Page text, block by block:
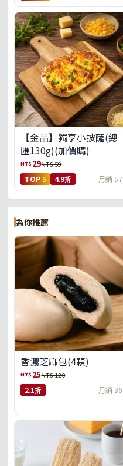
【金品】獨享小披薩(總
匯130g)(加價購)
NT$ 29NT$ 59
TOP 5 4.9折 月銷 57
為你推薦
香濃芝麻包(4顆)
NT$ 25NT$ 120
2.1折 月銷 36